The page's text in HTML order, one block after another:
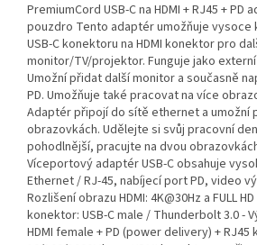
PremiumCord USB-C na HDMI + RJ45 + PD
pouzdro Tento adaptér umožňuje vysoce
USB-C konektoru na HDMI konektor pro
monitor/TV/projektor. Funguje jako
Umožní přidat další monitor a současně
PD. Umožňuje také pracovat na více
Adaptér připojí do sítě ethernet a umožní
obrazovkách. Udělejte si svůj pracovní
pohodlnější, pracujte na dvou
Víceportový adaptér USB-C obsahuje
Ethernet / RJ-45, nabíjecí port PD, video
Rozlišení obrazu HDMI: 4K@30Hz a FULL
konektor: USB-C male / Thunderbolt 3.0 -
HDMI female + PD (power delivery) +